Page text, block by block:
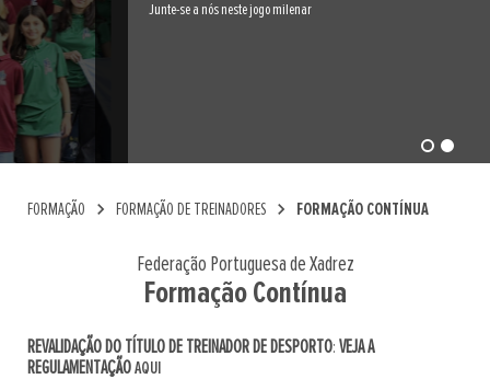
Junte-se a nós neste jogo milenar
FORMAÇÃO chevron_right FORMAÇÃO DE TREINADORES chevron_right FORMAÇÃO CONTÍNUA
Federação Portuguesa de Xadrez
Formação Contínua
REVALIDAÇÃO DO TÍTULO DE TREINADOR DE DESPORTO: VEJA A
REGULAMENTAÇÃOAQUI